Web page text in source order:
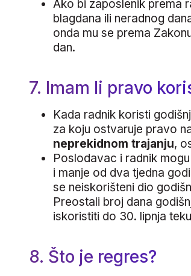
Ako bi zaposlenik prema
blagdana ili neradnog
onda mu se prema
dan.
7. Imam li pravo
Kada radnik koristi
za koju ostvaruje pravo
neprekidnom trajanju,
Poslodavac i radnik
i manje od dva tjedna
se neiskorišteni dio
Preostali broj dana
iskoristiti do 30. lipnja
8. Što je regres?